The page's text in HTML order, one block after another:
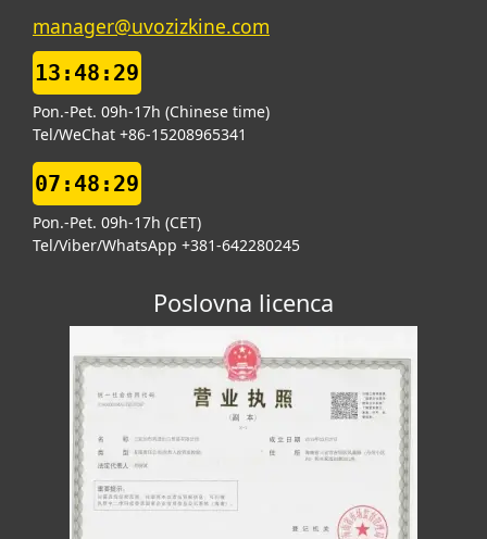
manager@uvozizkine.com
13:48:30
Pon.-Pet. 09h-17h (Chinese time)
Tel/WeChat +86-15208965341
07:48:30
Pon.-Pet. 09h-17h (CET)
Tel/Viber/WhatsApp +381-642280245
Poslovna licenca